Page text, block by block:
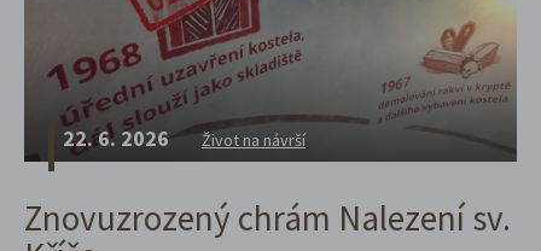
22. 6. 2026 Život na návrší
Znovuzrozený chrám Nalezení sv.